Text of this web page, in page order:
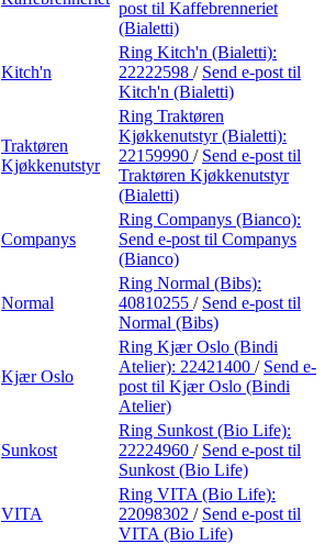
post til Kaffebrenneriet
(Bialetti)
Kitch'n
Ring Kitch'n (Bialetti):
22222598 / Send e-post til
Kitch'n (Bialetti)
Traktøren
Kjøkkenutstyr
Ring Traktøren
Kjøkkenutstyr (Bialetti):
22159990 / Send e-post til
Traktøren Kjøkkenutstyr
(Bialetti)
Companys
Ring Companys (Bianco):
Send e-post til Companys
(Bianco)
Normal
Ring Normal (Bibs):
40810255 / Send e-post til
Normal (Bibs)
Kjær Oslo
Ring Kjær Oslo (Bindi
Atelier): 22421400 / Send e-
post til Kjær Oslo (Bindi
Atelier)
Sunkost
Ring Sunkost (Bio Life):
22224960 / Send e-post til
Sunkost (Bio Life)
VITA
Ring VITA (Bio Life):
22098302 / Send e-post til
VITA (Bio Life)